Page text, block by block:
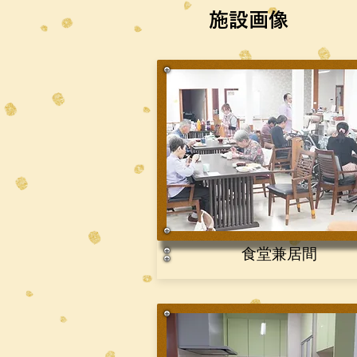
施設画像
食堂兼居間